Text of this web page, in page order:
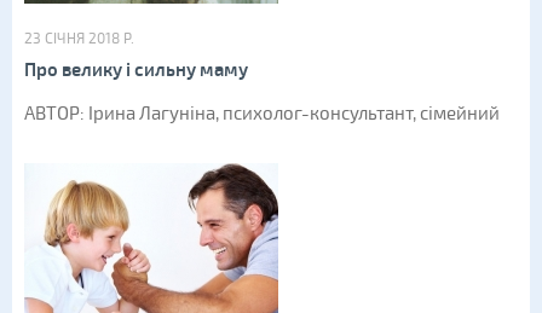
23 СІЧНЯ 2018 Р.
Про велику і сильну маму
АВТОР: Ірина Лагуніна, психолог-консультант, сімейний